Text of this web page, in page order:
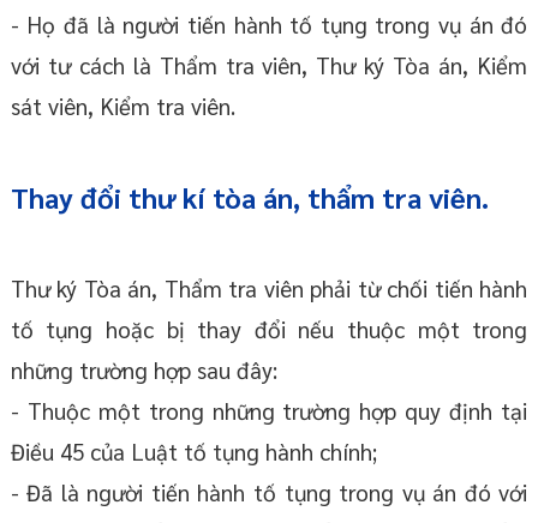
- Họ đã là người tiến hành tố tụng trong vụ án đó
với tư cách là Thẩm tra viên, Thư ký Tòa án, Kiểm
sát viên, Kiểm tra viên.
Thay đổi thư kí tòa án, thẩm tra viên.
Thư ký Tòa án, Thẩm tra viên phải từ chối tiến hành
tố tụng hoặc bị thay đổi nếu thuộc một trong
những trường hợp sau đây:
- Thuộc một trong những trường hợp quy định tại
Điều 45 của Luật tố tụng hành chính;
- Đã là người tiến hành tố tụng trong vụ án đó với